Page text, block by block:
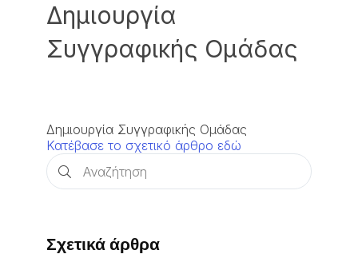
Δημιουργία
Συγγραφικής Ομάδας
Δημιουργία Συγγραφικής Ομάδας
Κατέβασε το σχετικό άρθρο εδώ
Σχετικά άρθρα